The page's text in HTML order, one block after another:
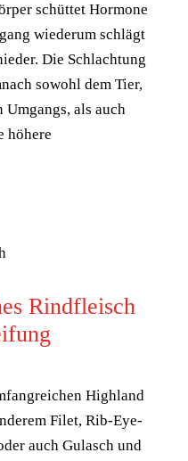
schüttet Hormone
wiederum schlägt
Die Schlachtung
sowohl dem Tier,
als auch
höhere
Rindfleisch
Highland
Filet, Rib-Eye-
auch Gulasch und